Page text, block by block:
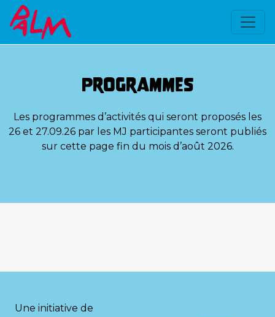
Programmes
Les programmes d’activités qui seront proposés les
26 et 27.09.26 par les MJ participantes seront publiés
sur cette page fin du mois d’août 2026.
Une initiative de